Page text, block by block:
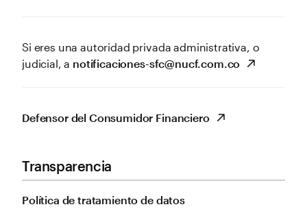
Si eres una autoridad privada administrativa, o
judicial, a notificaciones-sfc@nucf.com.co
Defensor del Consumidor Financiero
Transparencia
Política de tratamiento de datos